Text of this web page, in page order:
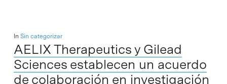
In Sin categorizar
AELIX Therapeutics y Gilead
Sciences establecen un acuerdo
de colaboración en investigación